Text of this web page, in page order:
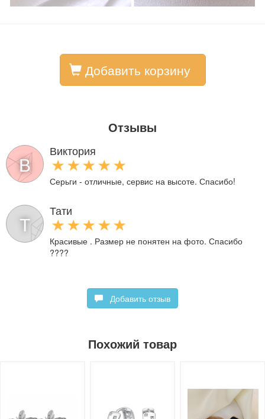
Добавить корзину
Отзывы
В
Виктория
Серьги - отличные, сервис на высоте. Спасибо!
Т
Тати
Красивые . Размер не понятен на фото. Спасибо
????
Добавить отзыв
Похожий товар